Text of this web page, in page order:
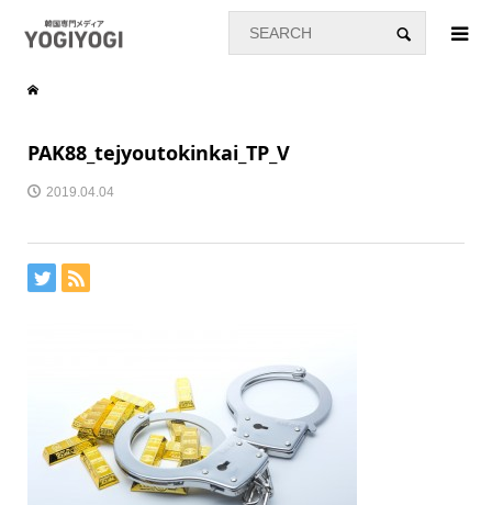
PAK88_tejyoutokinkai_TP_V
2019.04.04